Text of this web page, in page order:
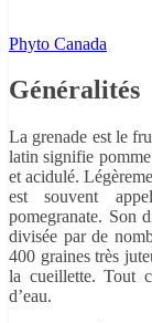
Phyto Canada
Généralités
La grenade est le
latin signifie
et acidulé.
est souvent
pomegranate. Son
divisée par de
400 graines très
la cueillette. Tout
d’eau.